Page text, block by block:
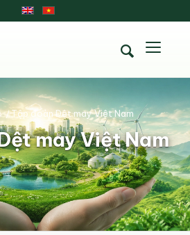
may Việt Nam
/Tập đoàn Dệt may Việt Nam